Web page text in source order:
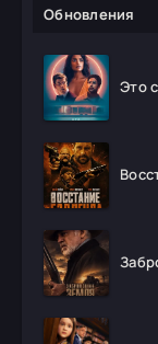
Обновления
Это